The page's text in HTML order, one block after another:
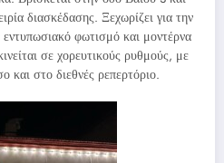
διασκέδασης. Ξεχωρίζει για την
φωτισμό και μοντέρνα
σε χορευτικούς ρυθμούς, με
και στο διεθνές ρεπερτόριο.